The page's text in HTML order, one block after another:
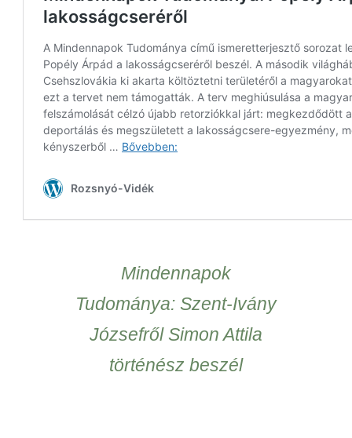
Mindennapok
Tudománya: Szent-Ivány
Józsefről Simon Attila
történész beszél